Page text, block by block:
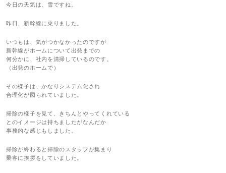
今日の天気は、雪ですね。
昨日、新幹線に乗りました。
いつもは、気がつかなかったのですが
新幹線がホームについて出発までの
何分かに、社内を清掃しているのです。
（出発のホームで）
その様子は、かなりシステム化され
合理化が図られていました。
掃除の様子を見て、きちんとやってくれている
とのイメージは持ちましたがなんだか
事務的な感じもしました。
掃除が終わると掃除のスタッフが集まり
乗客に挨拶をしていました。